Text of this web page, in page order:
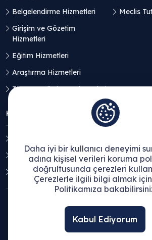
Belgelendirme Hizmetleri
Girişim ve Gözetim
Hizmetleri
Eğitim Hizmetleri
Araştırma Hizmetleri
Ticaret Geliştirme Hizmetleri
Meclis
KVKK
Açık Rıza Beyanı
Çerez Politikası
© 2025 Ege Bölgesi Sanayi Odası -
Daha iyi bir kullanıcı deneyimi
adına kişisel verileri koruma
doğrultusunda çerezleri
Çerezlerle ilgili bilgi almak
Politikamıza
Kabul Ediyorum